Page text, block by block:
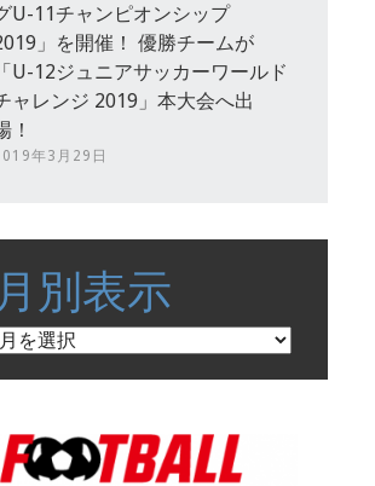
U-11チャンピオンシップ
」を開催！ 優勝チームが
U-12ジュニアサッカーワールド
ャレンジ 2019」本大会へ出
！
年3月29日
別表示